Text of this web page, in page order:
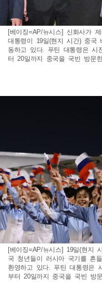
[베이징=AP/뉴시스] 신화사가
대통령이 19일(현지 시간) 중국
동하고 있다. 푸틴 대통령은 시
터 20일까지 중국을 국빈 방문
[베이징=AP/뉴시스] 19일(현지
국 청년들이 러시아 국기를 흔
환영하고 있다. 푸틴 대통령은
부터 20일까지 중국을 국빈 방